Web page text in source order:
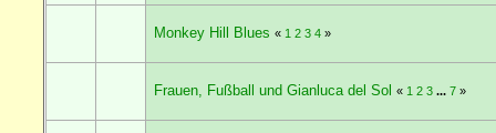
Monkey Hill Blues « 1 2 3 4»
Frauen, Fußball und Gianluca del Sol « 1 2 3 ... 7»